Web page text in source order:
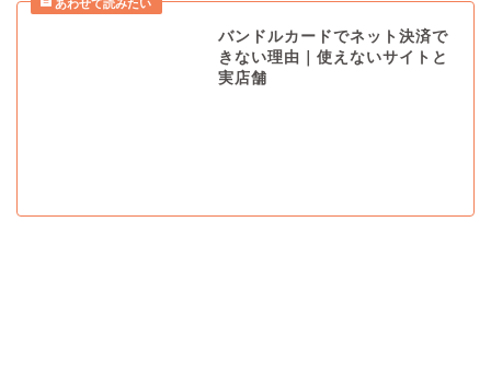
バンドルカードでネット決済で
きない理由｜使えないサイトと
実店舗